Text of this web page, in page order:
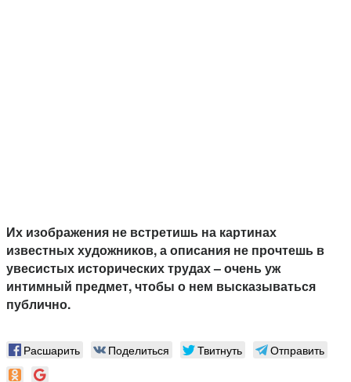
Их изображения не встретишь на картинах
известных художников, а описания не прочтешь в
увесистых исторических трудах – очень уж
интимный предмет, чтобы о нем высказываться
публично.
Расшарить Поделиться Твитнуть Отправить